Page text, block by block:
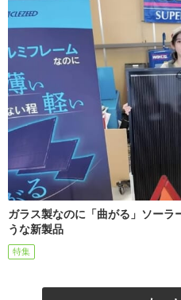
ガラス製なのに「曲がる」ソー
うな新製品
特集